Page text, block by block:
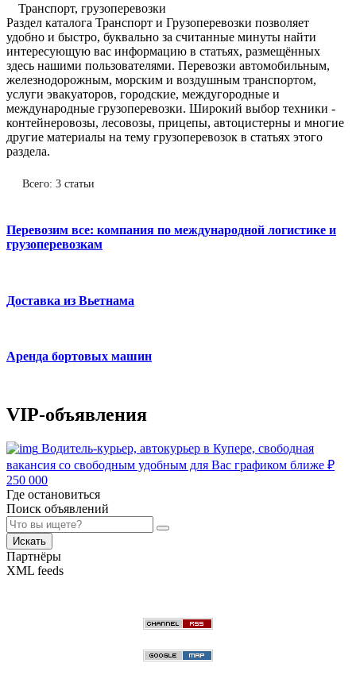
Транспорт, грузоперевозки
Раздел каталога Транспорт и Грузоперевозки позволяет
удобно и быстро, буквально за считанные минуты найти
интересующую вас информацию в статьях, размещённых
здесь нашими пользователями. Перевозки автомобильным,
железнодорожным, морским и воздушным транспортом,
услуги эвакуаторов, городские, междугородные и
международные грузоперевозки. Широкий выбор техники -
контейнеровозы, лесовозы, прицепы, автоцистерны и многие
другие материалы на тему грузоперевозок в статьях этого
раздела.
Всего: 3 статьи
Перевозим все: компания по международной логистике и
грузоперевозкам
Доставка из Вьетнама
Аренда бортовых машин
VIP-объявления
Водитель-курьер, автокурьер в Купере, свободная
вакансия со свободным удобным для Вас графиком ближе ₽
250 000
Где остановиться
Поиск объявлений
Искать
Партнёры
XML feeds